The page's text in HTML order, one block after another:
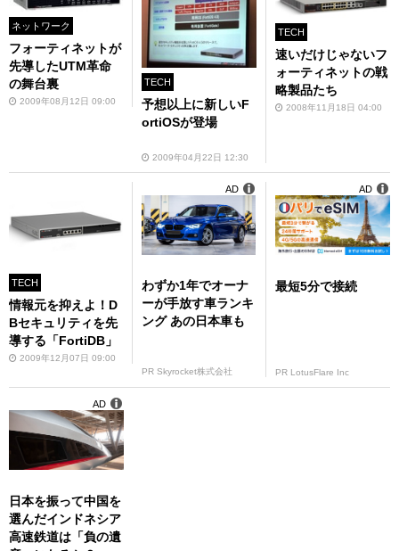
ネットワーク
フォーティネットが
先導したUTM革命
の舞台裏
2009年08月12日 09:00
TECH
予想以上に新しいF
ortiOSが登場
2009年04月22日 12:30
TECH
速いだけじゃないフ
ォーティネットの戦
略製品たち
2008年11月18日 04:00
TECH
情報元を抑えよ！D
Bセキュリティを先
導する「FortiDB」
2009年12月07日 09:00
わずか1年でオーナ
ーが手放す車ランキ
ング あの日本車も
PR Skyrocket株式会社
AD
最短5分で接続
PR LotusFlare Inc
AD
日本を振って中国を
選んだインドネシア
高速鉄道は「負の遺
AD